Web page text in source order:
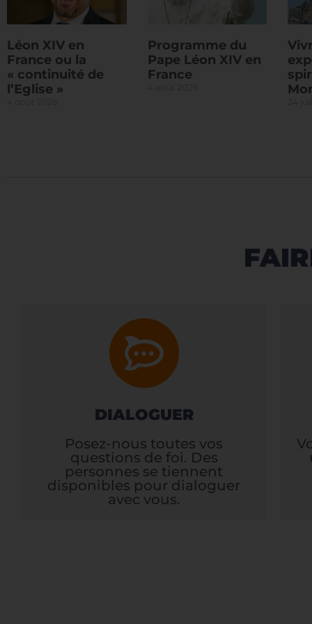
Léon XIV en
France ou la
« continuité de
l’Eglise »
Programme du
Pape Léon XIV en
France
DIALOGUER
Posez-nous toutes vos
questions de foi. Des
personnes se tiennent
disponibles pour dialoguer
avec vous.